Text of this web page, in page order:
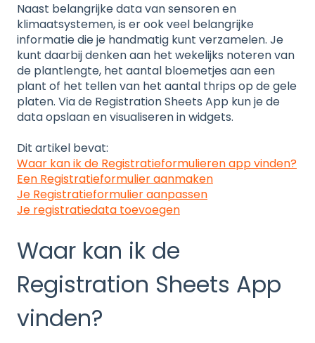
Naast belangrijke data van sensoren en
klimaatsystemen, is er ook veel belangrijke
informatie die je handmatig kunt verzamelen. Je
kunt daarbij denken aan het wekelijks noteren van
de plantlengte, het aantal bloemetjes aan een
plant of het tellen van het aantal thrips op de gele
platen. Via de Registration Sheets App kun je de
data opslaan en visualiseren in widgets.
Dit artikel bevat:
Waar kan ik de Registratieformulieren app vinden?
Een Registratieformulier aanmaken
Je Registratieformulier aanpassen
Je registratiedata toevoegen
Waar kan ik de
Registration Sheets App
vinden?